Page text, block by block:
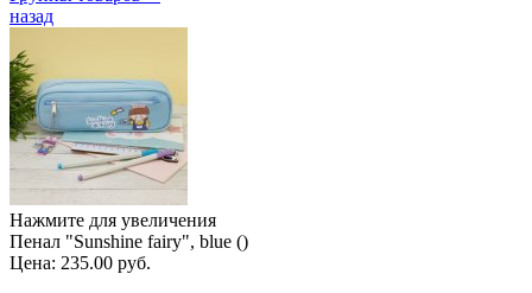
назад
Нажмите для увеличения
Пенал "Sunshine fairy", blue ()
Цена: 235.00 руб.